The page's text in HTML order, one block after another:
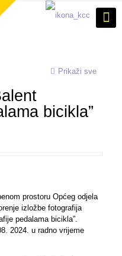
Prikaži sve
bicikla”
prostoru Općeg odjela
izložbe fotografija
pedalama bicikla”.
2024. u radno vrijeme